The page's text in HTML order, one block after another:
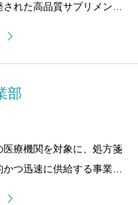
れた高品質サプリメント
部
療機関を対象に、処方箋
つ迅速に供給する事業で